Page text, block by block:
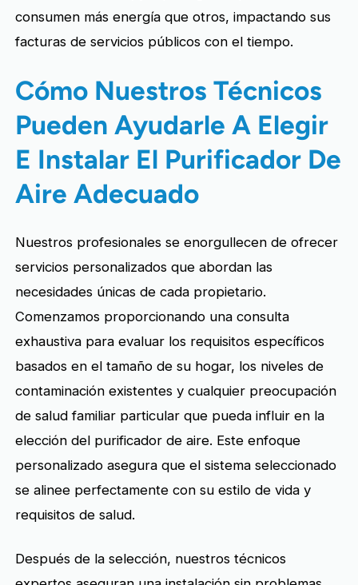
consumen más energía que otros, impactando sus
facturas de servicios públicos con el tiempo.
Cómo Nuestros Técnicos
Pueden Ayudarle A Elegir
E Instalar El Purificador De
Aire Adecuado
Nuestros profesionales se enorgullecen de ofrecer
servicios personalizados que abordan las
necesidades únicas de cada propietario.
Comenzamos proporcionando una consulta
exhaustiva para evaluar los requisitos específicos
basados en el tamaño de su hogar, los niveles de
contaminación existentes y cualquier preocupación
de salud familiar particular que pueda influir en la
elección del purificador de aire. Este enfoque
personalizado asegura que el sistema seleccionado
se alinee perfectamente con su estilo de vida y
requisitos de salud.
Después de la selección, nuestros técnicos